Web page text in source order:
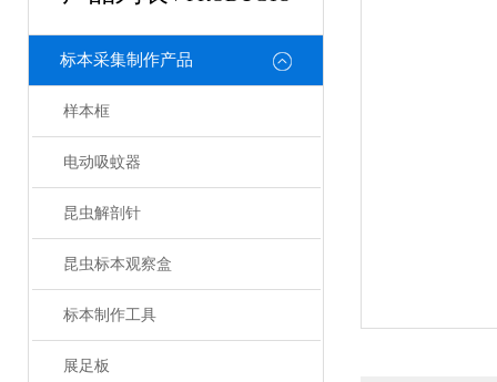
标本采集制作产品
样本框
电动吸蚊器
昆虫解剖针
昆虫标本观察盒
标本制作工具
展足板